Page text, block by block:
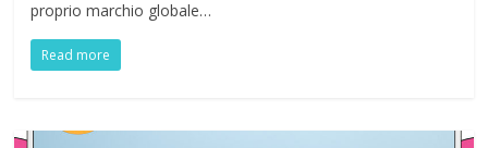
proprio marchio globale…
Read more